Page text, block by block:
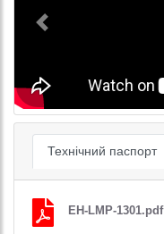
Previous
Технічний паспорт
EH-LMP-1301.pdf